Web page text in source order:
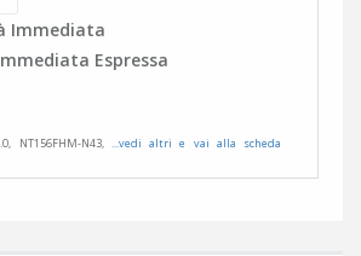
Immediata
Espressa
NT156FHM-N43, ...vedi altri e vai alla scheda